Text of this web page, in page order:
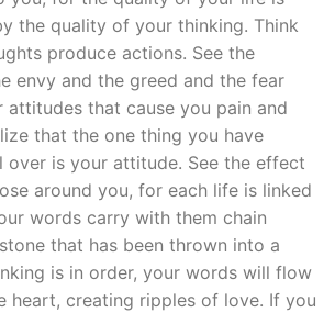
the quality of your thinking. Think
produce actions. See the
envy and the greed and the fear
attitudes that cause you pain and
that the one thing you have
over is your attitude. See the effect
around you, for each life is linked
words carry with them chain
that has been thrown into a
is in order, your words will flow
heart, creating ripples of love. If you